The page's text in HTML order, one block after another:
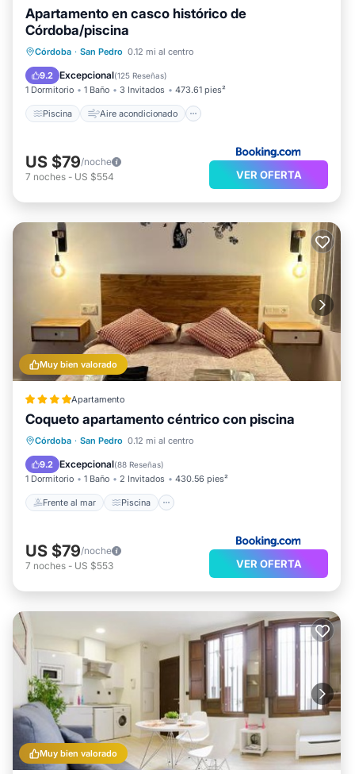
Apartamento en casco histórico de
Córdoba/piscina
Córdoba · San Pedro 0.12 mi al centro
9.2 Excepcional(125 Reseñas)
1 Dormitorio 1 Baño 3 Invitados 473.61 pies²
Piscina Aire acondicionado
Piscina Aire acondicionado
Apto para niños
US $79/noche
7 noches - US $554 VER OFERTA
Muy bien valorado
Apartamento
Coqueto apartamento céntrico con piscina
Córdoba · San Pedro 0.12 mi al centro
9.2 Excepcional(88 Reseñas)
1 Dormitorio 1 Baño 2 Invitados 430.56 pies²
Frente al mar Piscina
Frente al mar Piscina
Balcón/Terraza
US $79/noche
7 noches - US $553 VER OFERTA
Muy bien valorado